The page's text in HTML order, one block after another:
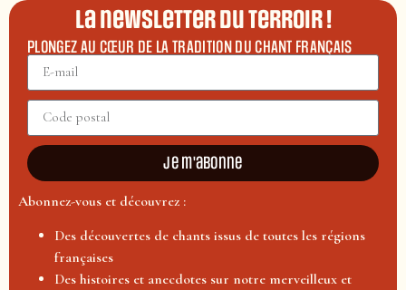
La newsletter du terroir !
PLONGEZ AU CŒUR DE LA TRADITION DU CHANT FRANÇAIS
Je m'abonne
Abonnez-vous et découvrez :
Des découvertes de chants issus de toutes les régions
françaises
Des histoires et anecdotes sur notre merveilleux et